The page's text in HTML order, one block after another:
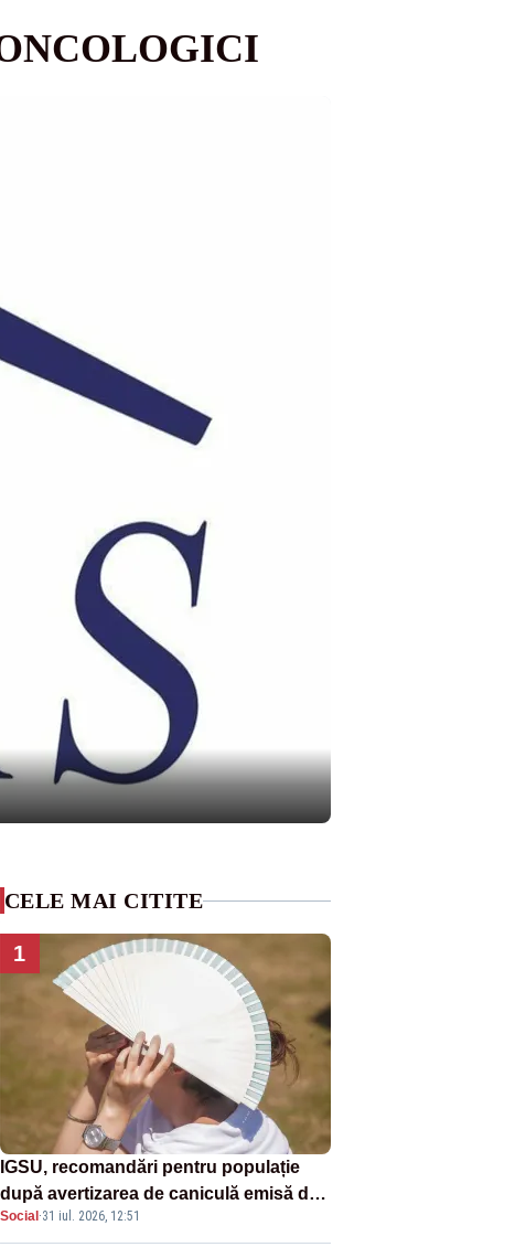
CELE MAI CITITE
1
IGSU, recomandări pentru populație
după avertizarea de caniculă emisă de
meteorologi
Social ·31 iul. 2026, 12:51